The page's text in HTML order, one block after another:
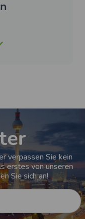
verpassen Sie kein
erstes von unseren
Sie sich an!